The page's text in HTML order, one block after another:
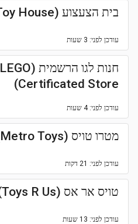
בית הצעצוע (Toy House)
עודכן לפני: 3 שעות
חנות לגו הרשמית (LEGO
Certificated Store)
עודכן לפני: 4 שעות
מטרו טויס (Metro Toys)
עודכן לפני: 21 דקות
טויס אר אס (Toys R Us)
עודכן לפני: 13 שעות